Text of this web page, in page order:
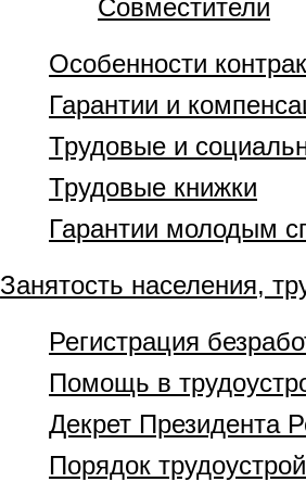
Совместители
Особенности
Гарантии и
Трудовые и
Трудовые книжки
Гарантии молодым
Занятость населения,
Регистрация
Помощь в
Декрет Президента
Порядок